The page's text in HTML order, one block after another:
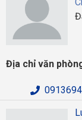
Địa chỉ văn